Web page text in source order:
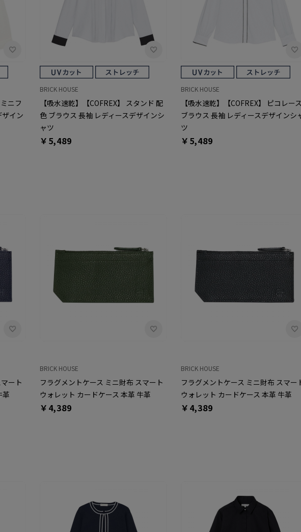
ニフ
ザイン
BRICK HOUSE
【吸水速乾】【COFREX】 スタンド 配
色 ブラウス 長袖 レディースデザインシ
ャツ
￥5,489
BRICK HOUSE
【吸水速乾】【COFREX】 ピコレー
ブラウス 長袖 レディースデザインシ
ツ
￥5,489
ート
革
BRICK HOUSE
フラグメントケース ミニ財布 スマート
ウォレット カードケース 本革 牛革
￥4,389
BRICK HOUSE
フラグメントケース ミニ財布 スマー
ウォレット カードケース 本革 牛革
￥4,389